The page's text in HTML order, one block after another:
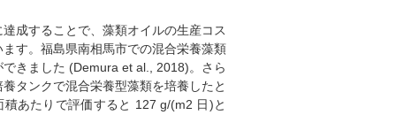
成することで、藻類オイルの生産コス
す。福島県南相馬市での混合栄養藻類
きました (Demura et al., 2018)。さら
タンクで混合栄養型藻類を培養したと
あたりで評価すると 127 g/(m2 日)と